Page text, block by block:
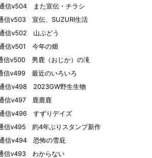
信v504 また宣伝・チラシ
信v503 宣伝、SUZURI生活
信v502 山ぶどう
信v501 今年の畑
信v500 男鹿（おじか）の滝
信v499 最近のいろいろ
信v498 2023GW野生生物
信v497 鹿鹿鹿
信v496 すずりデイズ
信v495 約4年ぶりスタンプ新作
信v494 恐怖の雪庇
信v493 わからない